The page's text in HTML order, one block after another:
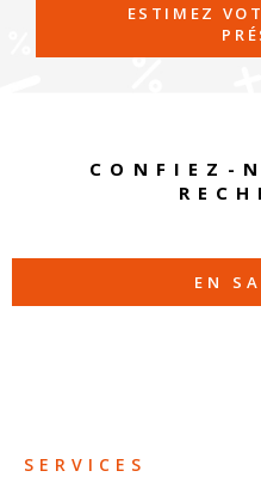
ESTIMEZ
CONFIEZ-
EN
SERVICES